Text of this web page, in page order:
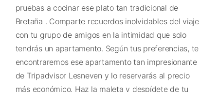
pruebas a cocinar ese plato tan tradicional de
Bretaña . Comparte recuerdos inolvidables del viaje
con tu grupo de amigos en la intimidad que solo
tendrás un apartamento. Según tus preferencias, te
encontraremos ese apartamento tan impresionante
de Tripadvisor Lesneven y lo reservarás al precio
más económico. Haz la maleta y despídete de tu